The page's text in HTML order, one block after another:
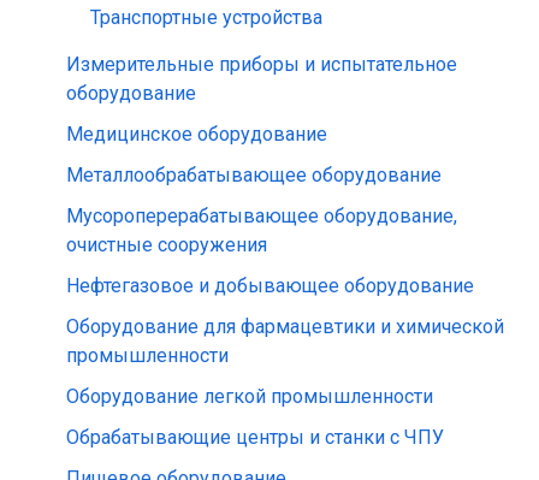
Транспортные устройства
Измерительные приборы и испытательное
оборудование
Медицинское оборудование
Металлообрабатывающее оборудование
Мусороперерабатывающее оборудование,
очистные сооружения
Нефтегазовое и добывающее оборудование
Оборудование для фармацевтики и химической
промышленности
Оборудование легкой промышленности
Обрабатывающие центры и станки с ЧПУ